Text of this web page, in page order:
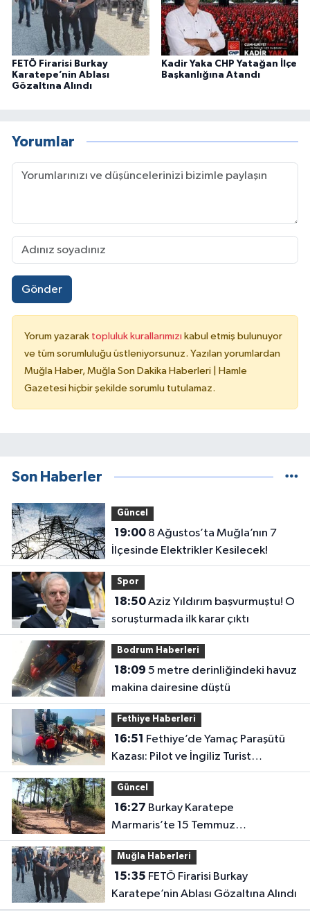
FETÖ Firarisi Burkay
Karatepe’nin Ablası
Gözaltına Alındı
Kadir Yaka CHP Yatağan İlçe
Başkanlığına Atandı
Yorumlar
Gönder
Yorum yazarak topluluk kurallarımızı kabul etmiş bulunuyor
ve tüm sorumluluğu üstleniyorsunuz. Yazılan yorumlardan
Muğla Haber, Muğla Son Dakika Haberleri | Hamle
Gazetesi hiçbir şekilde sorumlu tutulamaz.
Son Haberler
Güncel
19:008 Ağustos’ta Muğla’nın 7
İlçesinde Elektrikler Kesilecek!
Spor
18:50Aziz Yıldırım başvurmuştu! O
soruşturmada ilk karar çıktı
Bodrum Haberleri
18:09
makina dairesine düştü
Fethiye Haberleri
16:51
Kazası: Pilot ve İngiliz Turist
Yaralandı
Güncel
16:27
Marmaris’te 15 Temmuz
güzergâhını gösteriyor
Muğla Haberleri
15:35
Karatepe’nin Ablası Gözaltına Alındı